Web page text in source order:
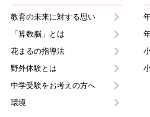
教育の未来に対する思い
「算数脳」とは
花まるの指導法
野外体験とは
中学受験をお考えの方へ
環境